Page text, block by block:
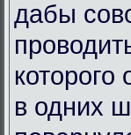
дабы
в одних